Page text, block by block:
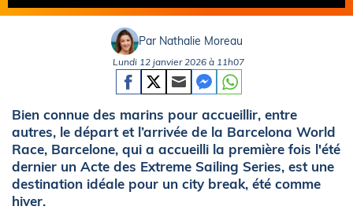
Par Nathalie Moreau
Lundi 12 janvier 2026 à 11h07
Bien connue des marins pour accueillir, entre
autres, le départ et l’arrivée de la Barcelona World
Race, Barcelone, qui a accueilli la première fois l'été
dernier un Acte des Extreme Sailing Series, est une
destination idéale pour un city break, été comme
hiver.